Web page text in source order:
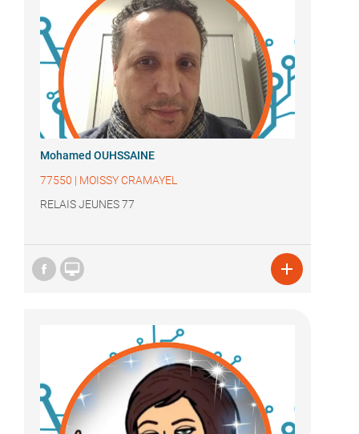
Mohamed OUHSSAINE
77550 | MOISSY CRAMAYEL
RELAIS JEUNES 77
 